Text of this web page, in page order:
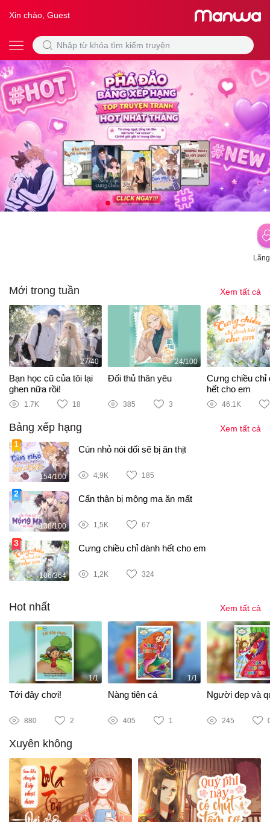
Xin chào, Guest
Mới trong tuần Xem tất cả
27/40
Bạn học cũ của tôi lại
ghen nữa rồi!
1.7K 18
24/100
Đối thủ thân yêu
385 3
Cưng chiều chỉ
hết cho em
46.1K
Bảng xếp hạng Xem tất cả
154/100
Cún nhỏ nói dối sẽ bị ăn thịt
4,9K 185
138/100
Cẩn thận bị mộng ma ăn mất
1,5K 67
106/364
Cưng chiều chỉ dành hết cho em
1,2K 324
Hot nhất Xem tất cả
1/1
Tới đây chơi!
880 2
1/1
Nàng tiên cá
405 1
Người đẹp và
245
Xuyên không